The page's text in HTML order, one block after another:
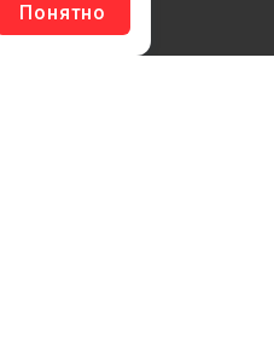
Понятно